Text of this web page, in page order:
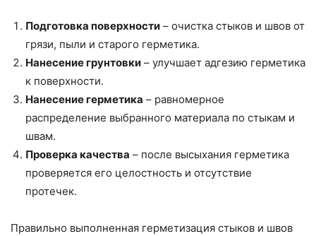
Подготовка поверхности – очистка стыков и швов от
грязи, пыли и старого герметика.
Нанесение грунтовки – улучшает адгезию герметика
к поверхности.
Нанесение герметика – равномерное
распределение выбранного материала по стыкам и
швам.
Проверка качества – после высыхания герметика
проверяется его целостность и отсутствие
протечек.
Правильно выполненная герметизация стыков и швов